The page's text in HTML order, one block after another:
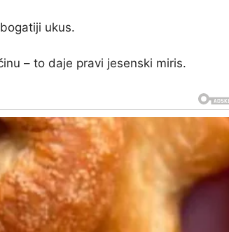
ukus.
– to daje pravi jesenski miris.